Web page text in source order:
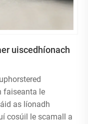
uiscedhíonach
faiseanta le
as líonadh
cosúil le scamall a